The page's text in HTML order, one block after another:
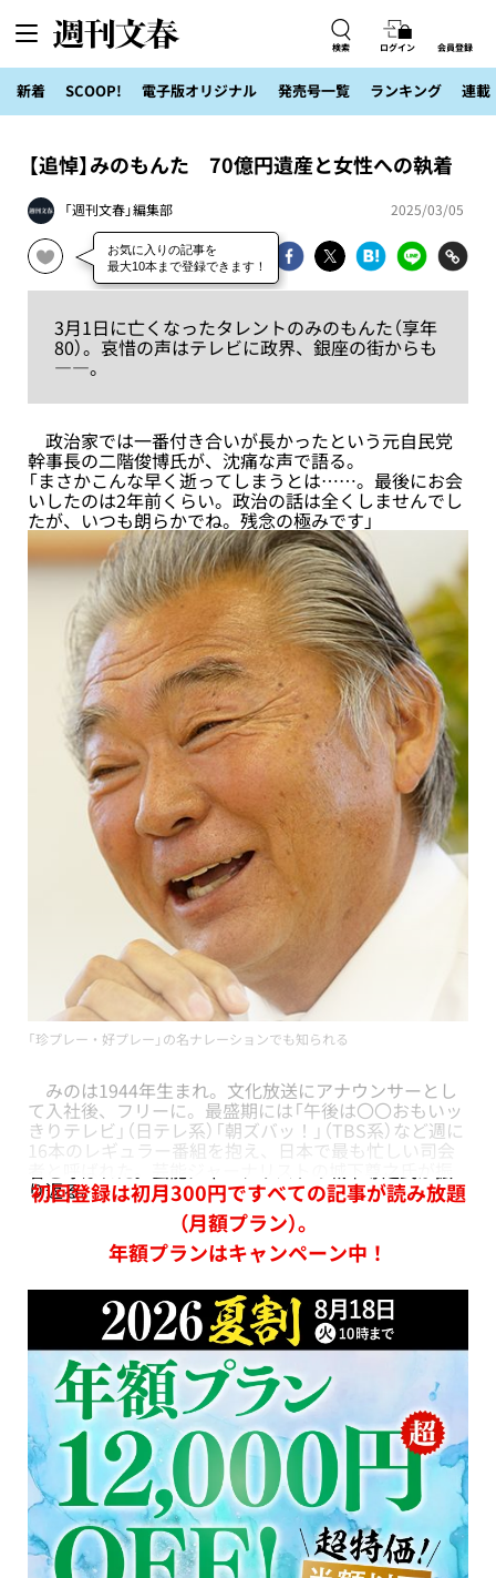
検索 ログイン 会員登録
新着 SCOOP! 電子版オリジナル 発売号一覧 ランキング 連載
【追悼】みのもんた 70億円遺産と女性への執着
「週刊文春」編集部 2025/03/05
3月1日に亡くなったタレントのみのもんた（享年
80）。哀惜の声はテレビに政界、銀座の街からも
――。
政治家では一番付き合いが長かったという元自民党
幹事長の二階俊博氏が、沈痛な声で語る。
「まさかこんな早く逝ってしまうとは……。最後にお会
いしたのは2年前くらい。政治の話は全くしませんでし
たが、いつも朗らかでね。残念の極みです」
「珍プレー・好プレー」の名ナレーションでも知られる
みのは1944年生まれ。文化放送にアナウンサーとし
て入社後、フリーに。最盛期には「午後は〇〇おもいッ
きりテレビ」（日テレ系）「朝ズバッ！」（TBS系）など週に
16本のレギュラー番組を抱え、日本で最も忙しい司会
り返る。
初回登録は初月300円ですべての記事が読み放題
（月額プラン）。
年額プランはキャンペーン中！